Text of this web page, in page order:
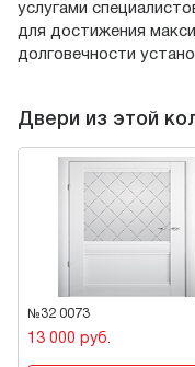
услугами
для достижения
долговечности
Двери из этой
№32 0073
13 000 руб.